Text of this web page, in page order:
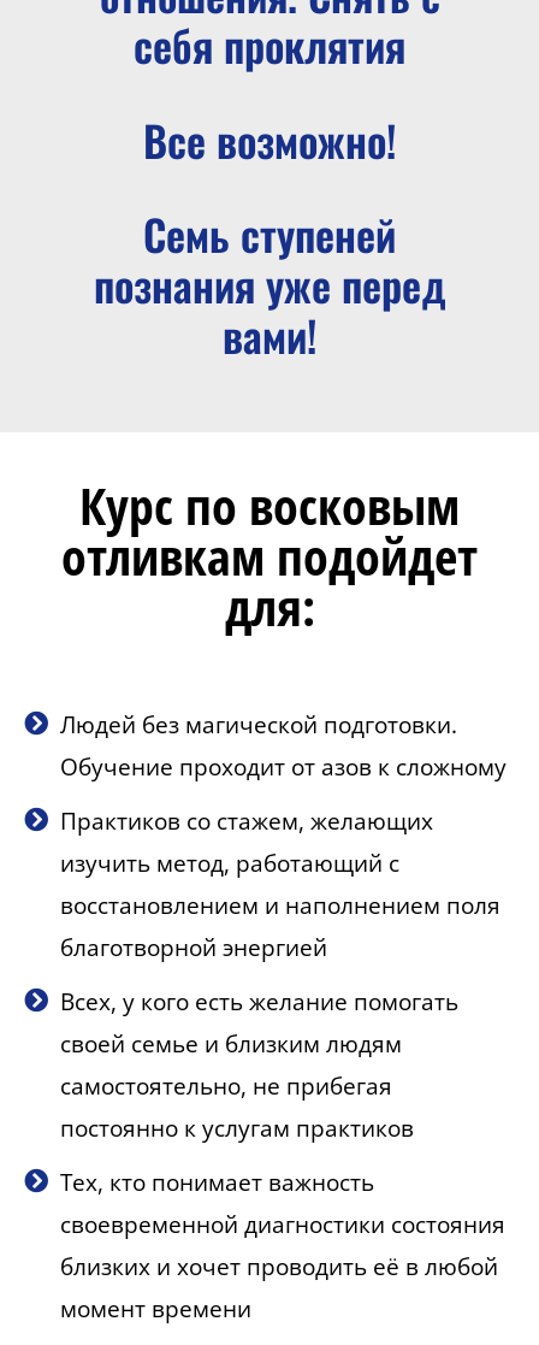
себя проклятия
Все возможно!
Семь ступеней
познания уже перед
вами!
Курс по восковым
отливкам подойдет
для:
Людей без магической подготовки.
Обучение проходит от азов к сложному
Практиков со стажем, желающих
изучить метод, работающий с
восстановлением и наполнением поля
благотворной энергией
Всех, у кого есть желание помогать
своей семье и близким людям
самостоятельно, не прибегая
постоянно к услугам практиков
Тех, кто понимает важность
своевременной диагностики состояния
близких и хочет проводить её в любой
момент времени